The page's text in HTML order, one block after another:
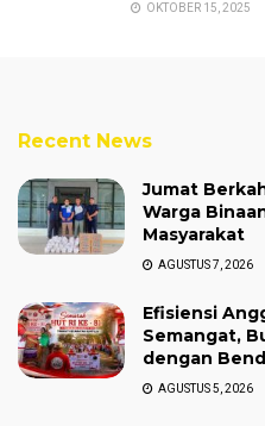
OKTOBER 15, 2025
Recent News
Jumat
Warga
Masyarakat
AGUSTUS 7, 2026
Efisiensi
Semangat,
dengan
AGUSTUS 5, 2026